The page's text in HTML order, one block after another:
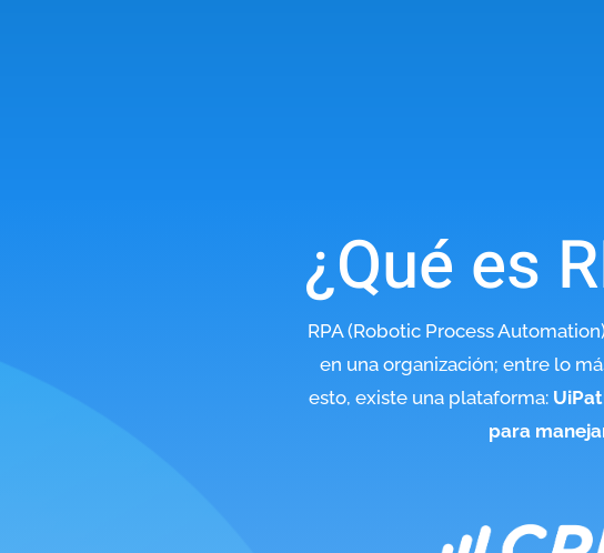
¿Qué es
RPA (Robotic Process
en una organización; entre lo
esto, existe una plataforma:
para